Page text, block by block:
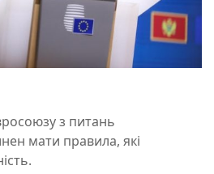
з питань
мати правила, які